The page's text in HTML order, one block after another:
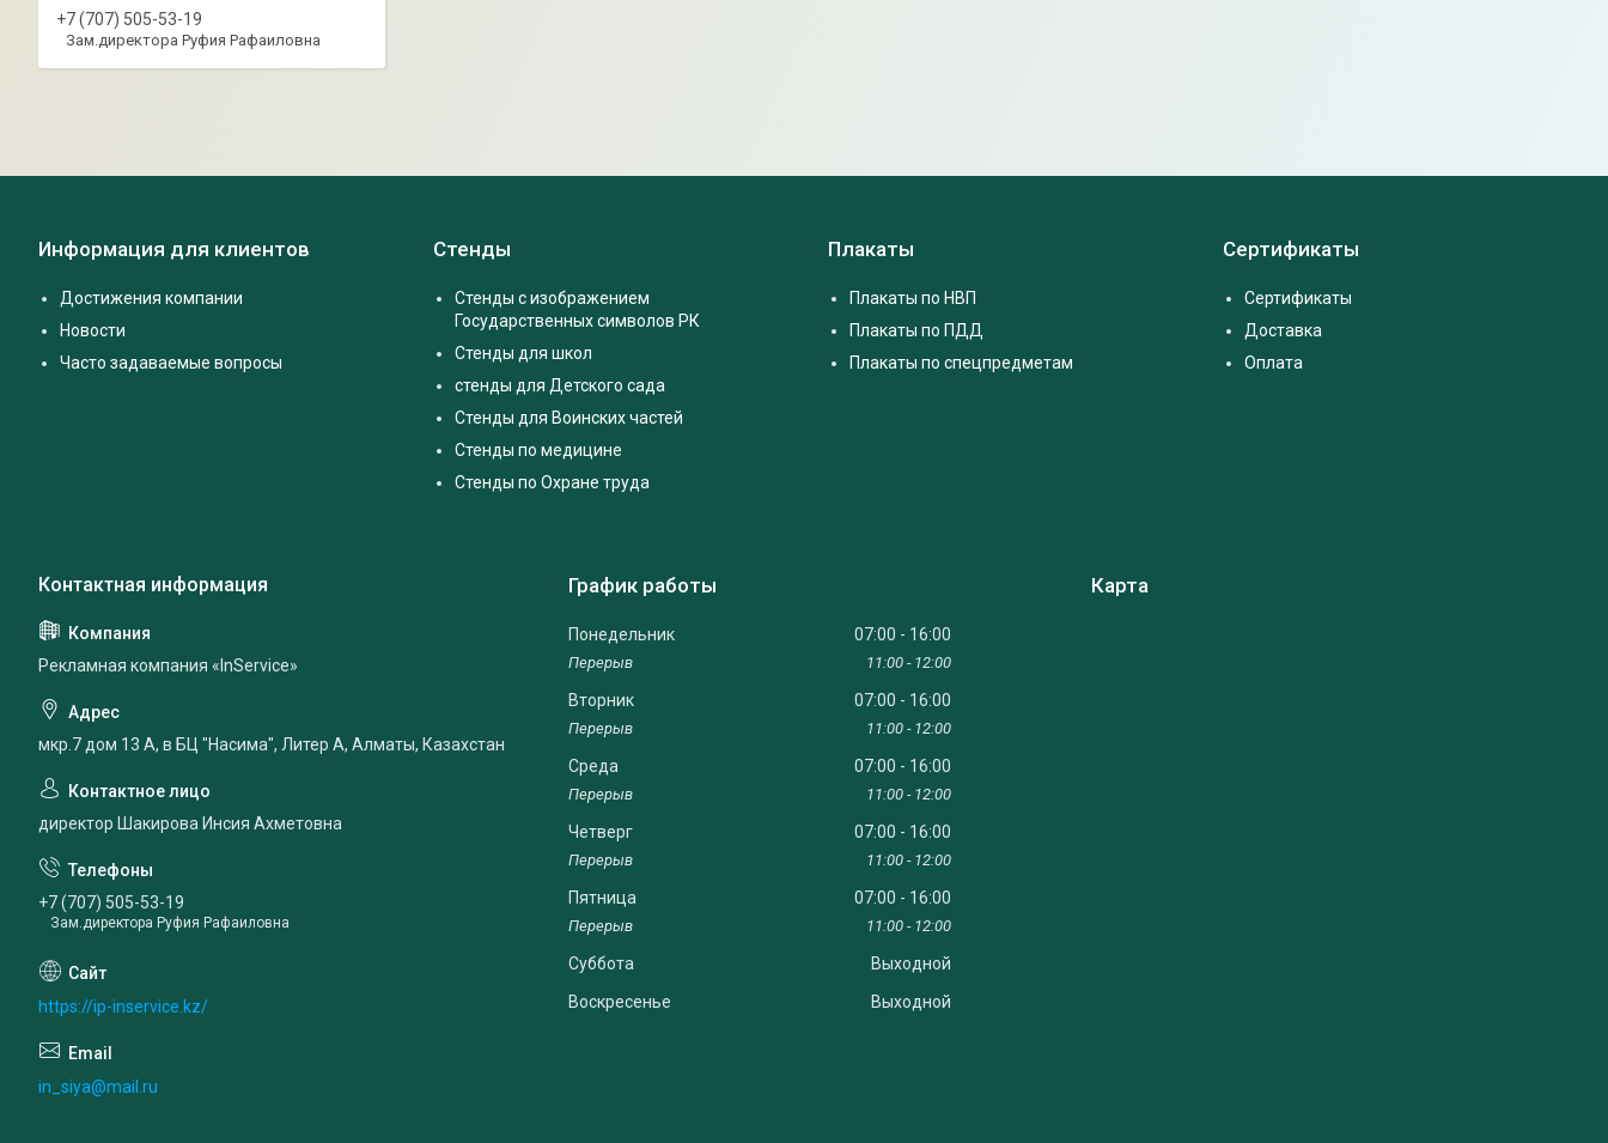
+7 (707) 505-53-19
Зам.директора Руфия Рафаиловна
Информация для клиентов
Достижения компании
Новости
Часто задаваемые вопросы
Стенды
Стенды с изображением
Государственных символов РК
Стенды для школ
стенды для Детского сада
Стенды для Воинских частей
Стенды по медицине
Стенды по Охране труда
Плакаты
Плакаты по НВП
Плакаты по ПДД
Плакаты по спецпредметам
Сертификаты
Сертификаты
Доставка
Оплата
Рекламная компания «InService»
мкр.7 дом 13 А, в БЦ "Насима", Литер А, Алматы, Казахстан
директор Шакирова Инсия Ахметовна
+7 (707) 505-53-19
Зам.директора Руфия Рафаиловна
https://ip-inservice.kz/
in_siya@mail.ru
График работы
Понедельник 07:00 16:00
11:00 12:00
Вторник 07:00 16:00
11:00 12:00
Среда 07:00 16:00
11:00 12:00
Четверг 07:00 16:00
11:00 12:00
Пятница 07:00 16:00
11:00 12:00
Суббота
Выходной
Воскресенье
Выходной
Карта